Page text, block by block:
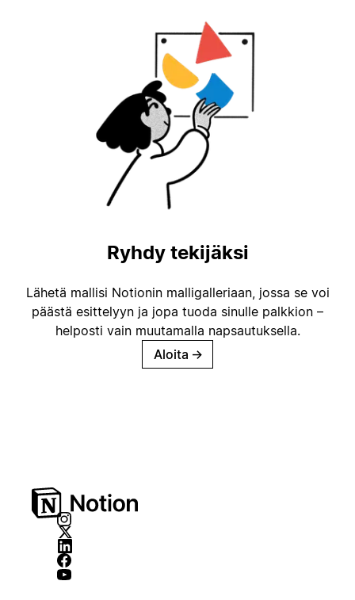
Ryhdy tekijäksi
Lähetä mallisi Notionin malligalleriaan, jossa se voi
päästä esittelyyn ja jopa tuoda sinulle palkkion –
helposti vain muutamalla napsautuksella.
Aloita →